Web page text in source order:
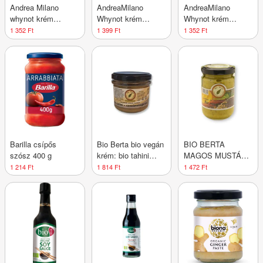
Andrea Milano
whynot krém
curryvel 150 ml
1 352 Ft
AndreaMilano
Whynot krém
eperrel 150 ml
1 399 Ft
AndreaMilano
Whynot krém
szarvasgombával
150ml
1 352 Ft
Barilla csípős
szósz 400 g
1 214 Ft
Bio Berta bio vegán
krém: bio tahini
szezámmagkrém
100 g
1 814 Ft
BIO BERTA
MAGOS MUSTÁR
145 g
1 472 Ft